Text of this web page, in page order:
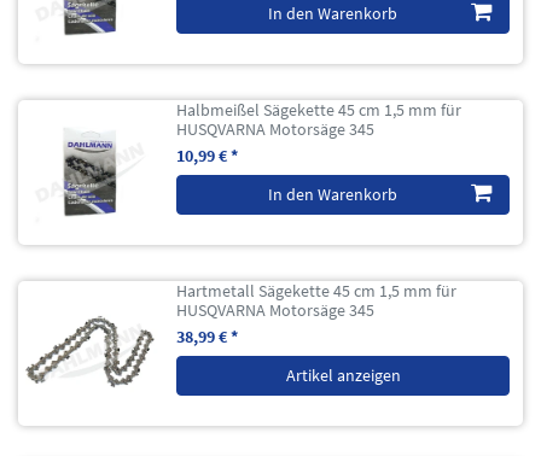
In den Warenkorb
Halbmeißel Sägekette 45 cm 1,5 mm für
HUSQVARNA Motorsäge 345
10,99 € *
In den Warenkorb
Hartmetall Sägekette 45 cm 1,5 mm für
HUSQVARNA Motorsäge 345
38,99 € *
Artikel anzeigen